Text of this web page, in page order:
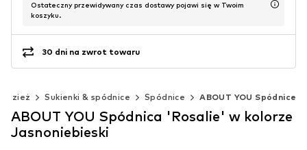
Ostateczny przewidywany czas dostawy pojawi się w Twoim
koszyku.
30 dni na zwrot towaru
Odzież Sukienki & spódnice Spódnice ABOUT YOU Spódnice
ABOUT YOU Spódnica 'Rosalie' w kolorze
Jasnoniebieski